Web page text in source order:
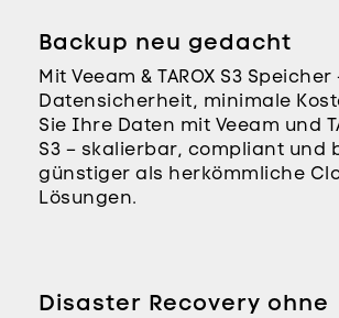
Backup neu gedacht
Mit Veeam & TAROX S3
Datensicherheit, minimale
Sie Ihre Daten mit Veeam und
S3 – skalierbar, compliant und
günstiger als herkömmliche
Lösungen.
Disaster Recovery ohne